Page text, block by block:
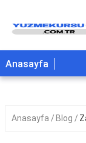
Anasayfa
Anasayfa Blog